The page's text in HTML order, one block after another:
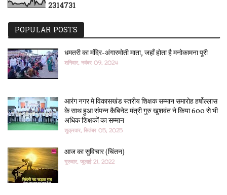
2314731
POPULAR POSTS
धमतरी का मंदिर-अंगारमोती माता, जहाँ होता है मनोकामना पूरी
शनिवार, नवंबर 09, 2024
आरंग नगर मे विकासखंड स्तरीय शिक्षक सम्मान समारोह हर्षोल्लास
के साथ हुआ संपन्न कैबिनेट मंत्री गुरु खुशवंत ने किया 600 से भी
अधिक शिक्षकों का सम्मान
शुक्रवार, सितंबर 05, 2025
आज का सुविचार (चिंतन)
गुरुवार, जुलाई 21, 2022